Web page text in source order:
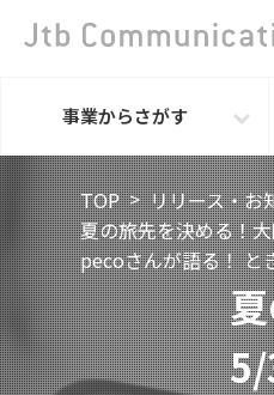
事業からさがす
TOP リリース・お
夏の旅先を決める！
pecoさんが語る！
5/